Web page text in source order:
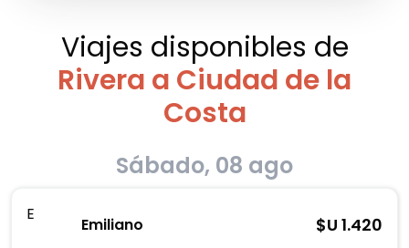
Viajes disponibles de
Rivera a Ciudad de la
Costa
Sábado, 08 ago
E
Emiliano $U 1.420